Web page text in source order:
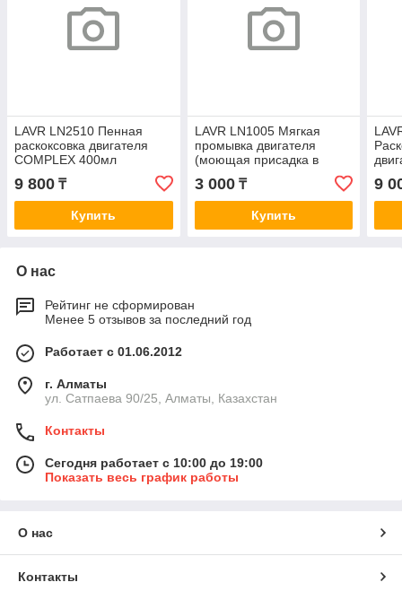
LAVR LN2510 Пенная
раскоксовка двигателя
COMPLEX 400мл
9 800 ₸
Купить
LAVR LN1005 Мягкая
промывка двигателя
(моющая присадка в
200 км 330мл
3 000₸
Купить
9
О нас
Рейтинг не сформирован
Менее 5 отзывов за последний год
Работает с 01.06.2012
г. Алматы
ул. Сатпаева 90/25, Алматы, Казахстан
Контакты
Сегодня работает с 10:00 до 19:00
Показать весь график работы
О нас
Контакты